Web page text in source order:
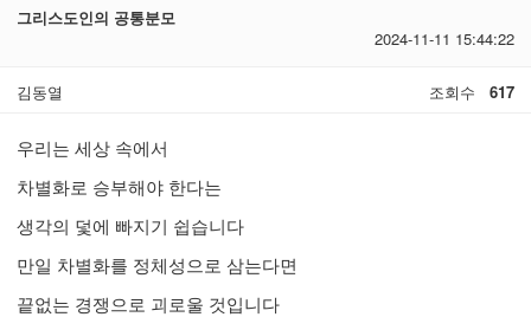
그리스도인의 공통분모
2024-11-11 15:44:22
김동열 조회수 617
우리는 세상 속에서
차별화로 승부해야 한다는
생각의 덫에 빠지기 쉽습니다
만일 차별화를 정체성으로 삼는다면
끝없는 경쟁으로 괴로울 것입니다